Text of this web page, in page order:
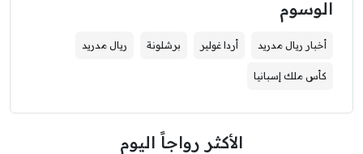
الوسوم
أخبار ريال مدريد أردا غولير برشلونة ريال مدريد
كأس ملك إسبانيا
الأكثر رواجاً اليوم